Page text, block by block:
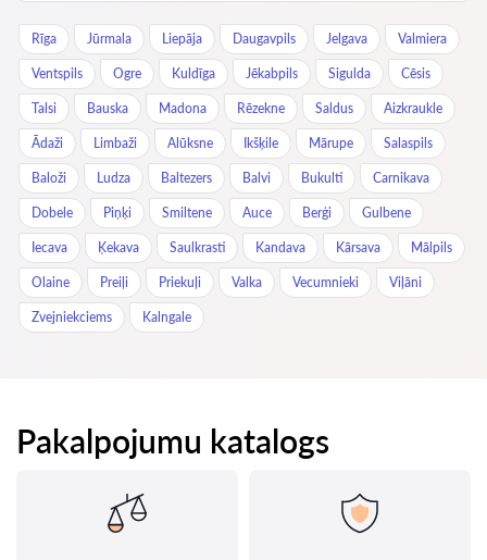
Rīga Jūrmala Liepāja Daugavpils Jelgava Valmiera
Ventspils Ogre Kuldīga Jēkabpils Sigulda Cēsis
Talsi Bauska Madona Rēzekne Saldus Aizkraukle
Ādaži Limbaži Alūksne Ikšķile Mārupe Salaspils
Baloži Ludza Baltezers Balvi Bukulti Carnikava
Dobele Piņķi Smiltene Auce Berģi Gulbene
Iecava Ķekava Saulkrasti Kandava Kārsava Mālpils
Olaine Preiļi Priekuļi Valka Vecumnieki Viļāni
Zvejniekciems Kalngale
Pakalpojumu katalogs